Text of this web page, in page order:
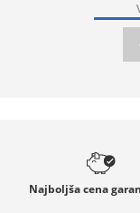
Najboljša cena